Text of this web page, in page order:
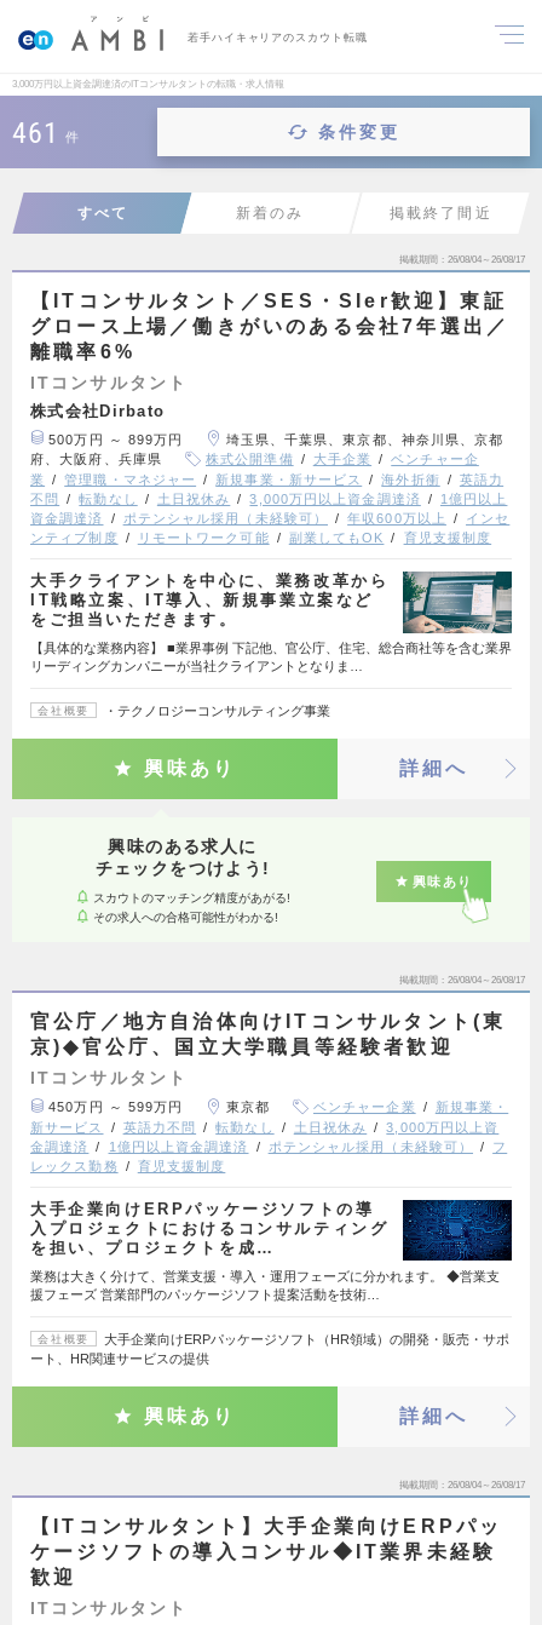
若手ハイキャリアのスカウト転職
3,000万円以上資金調達済のITコンサルタントの転職・求人情報
461 件 条件変更
すべて 新着のみ 掲載終了間近
掲載期間 26/08/04～26/08/17
【ITコンサルタント／SES・SIer歓迎】東証
グロース上場／働きがいのある会社7年選出／
離職率6%
ITコンサルタント
株式会社Dirbato
500万円 ～ 899万円
埼玉県、千葉県、東京都、神奈川県、京都
府、大阪府、兵庫県
株式公開準備 大手企業
ベンチャー企
業
管理職・マネジャー 新規事業・新サービス 海外折衝
英語力
不問
転勤なし 土日祝休み 3,000万円以上資金調達済
1億円以上
資金調達済
ポテンシャル採用（未経験可） 年収600万以上
インセ
ンティブ制度
リモートワーク可能 副業してもOK 育児支援制度
大手クライアントを中心に、業務改革から
IT戦略立案、IT導入、新規事業立案など
をご担当いただきます。
【具体的な業務内容】 ■業界事例 下記他、官公庁、住宅、総合商社等を含む業界
リーディングカンパニーが当社クライアントとなりま…
会社概要 ・テクノロジーコンサルティング事業
興味あり 詳細へ
興味のある求人に
チェックをつけよう!
スカウトのマッチング精度があがる!
その求人への合格可能性がわかる!
興味あり
掲載期間 26/08/04～26/08/17
官公庁／地方自治体向けITコンサルタント(東
京)◆官公庁、国立大学職員等経験者歓迎
ITコンサルタント
450万円 ～ 599万円 東京都 ベンチャー企業
新規事業・
新サービス
英語力不問 転勤なし 土日祝休み
3,000万円以上資
金調達済
1億円以上資金調達済 ポテンシャル採用（未経験可）
フ
レックス勤務
育児支援制度
大手企業向けERPパッケージソフトの導
入プロジェクトにおけるコンサルティング
を担い、プロジェクトを成…
業務は大きく分けて、営業支援・導入・運用フェーズに分かれます。 ◆営業支
援フェーズ 営業部門のパッケージソフト提案活動を技術…
会社概要
大手企業向けERPパッケージソフト（HR領域）の開発・販売・サポ
ート、HR関連サービスの提供
興味あり 詳細へ
掲載期間 26/08/04～26/08/17
【ITコンサルタント】大手企業向けERPパッ
ケージソフトの導入コンサル◆IT業界未経験
歓迎
ITコンサルタント